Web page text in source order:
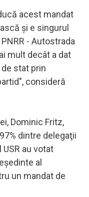
acest mandat
şi e singurul
- Autostrada
mult decât a dat
stat prin
consideră
Dominic Fritz,
dintre delegaţii
au votat
al
un mandat de